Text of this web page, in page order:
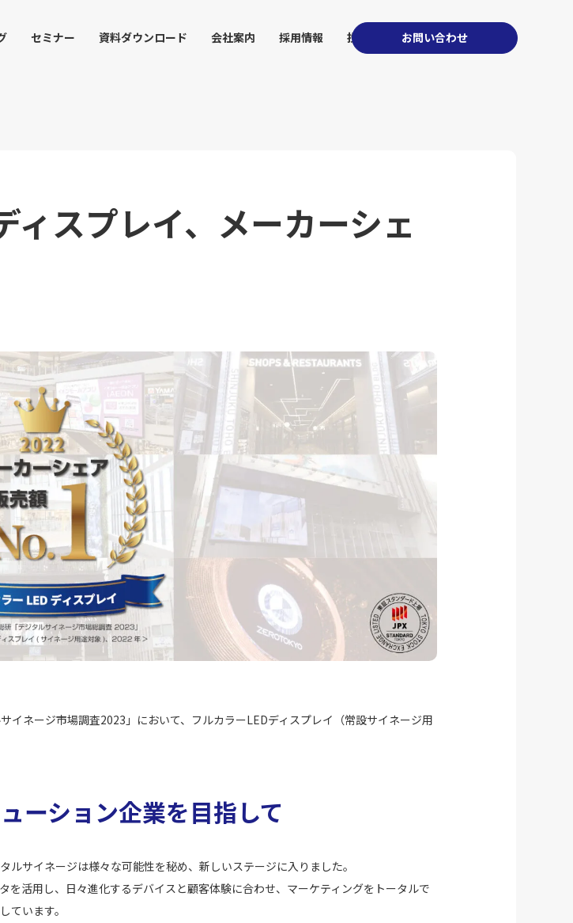
セミナー 資料ダウンロード 会社案内 採用情報 投資家情報 お問い合わせ
スプレイ、メーカーシェ
ネージ市場調査2023」において、フルカラーLEDディスプレイ（常設サイネージ用
ーション企業を目指して
サイネージは様々な可能性を秘め、新しいステージに入りました。
活用し、日々進化するデバイスと顧客体験に合わせ、マーケティングをトータルで
ています。